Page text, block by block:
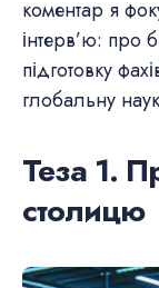
коментар я
інтерв’ю: про
підготовку
глобальну
Теза 1.
столицю